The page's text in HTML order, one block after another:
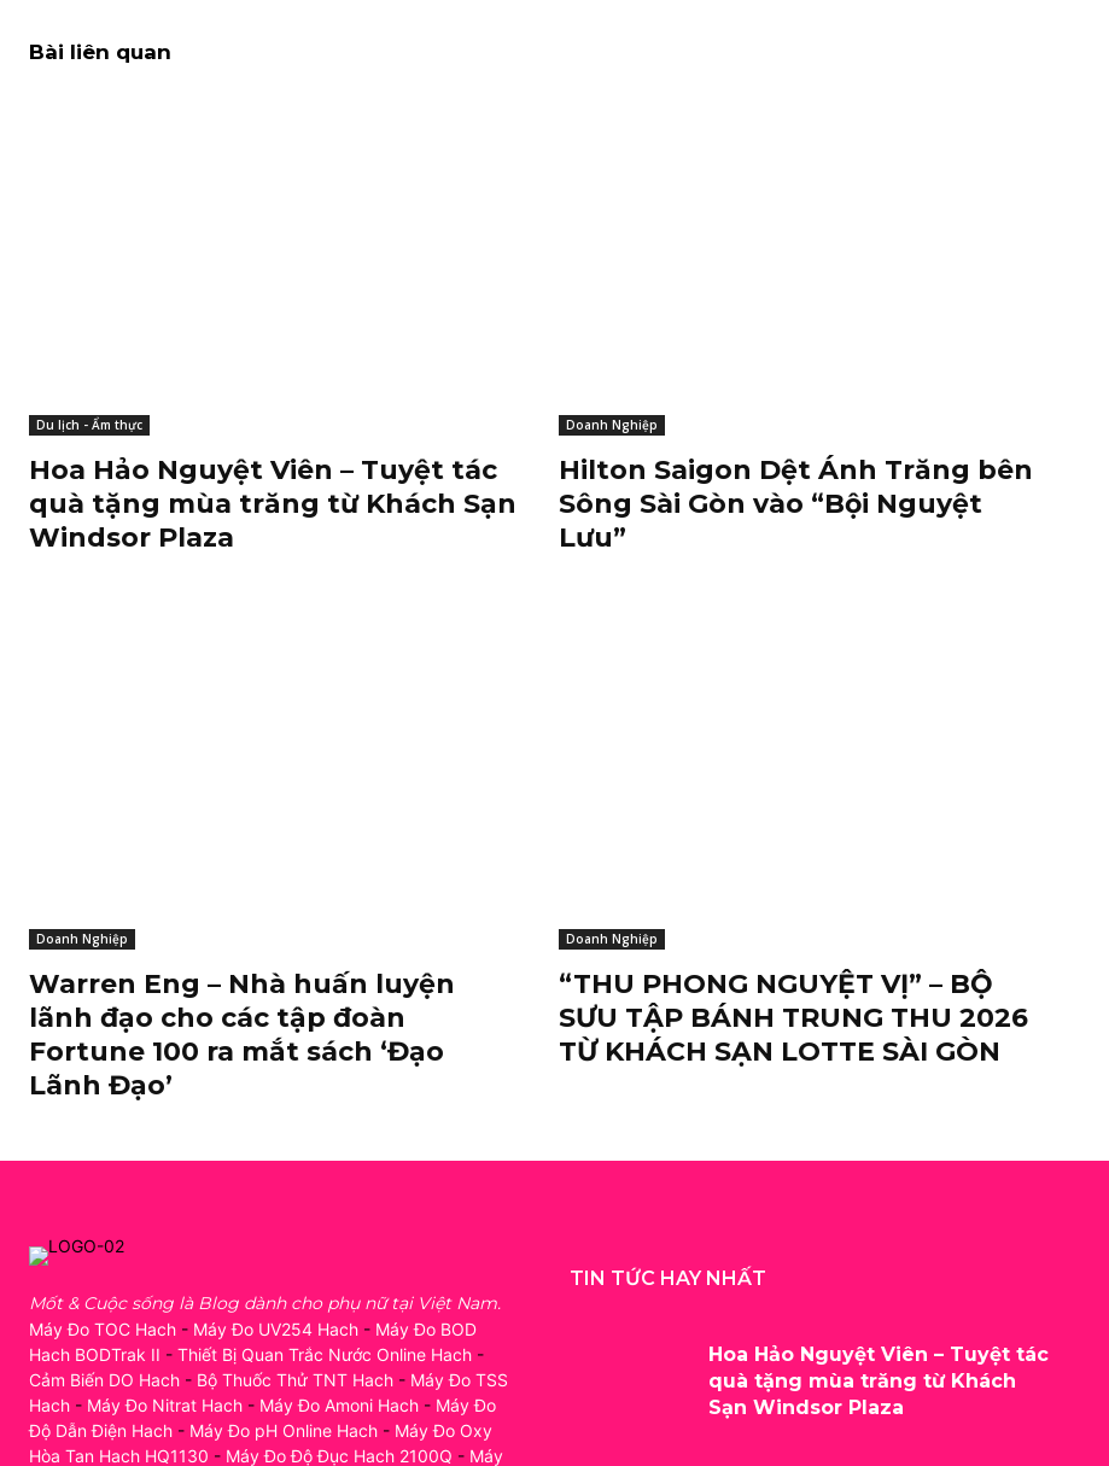
Bài liên quan
Du lịch - Ẩm thực
Hoa Hảo Nguyệt Viên – Tuyệt tác
quà tặng mùa trăng từ Khách Sạn
Windsor Plaza
Doanh Nghiệp
Hilton Saigon Dệt Ánh Trăng bên
Sông Sài Gòn vào “Bội Nguyệt
Lưu”
Doanh Nghiệp
Warren Eng – Nhà huấn luyện
lãnh đạo cho các tập đoàn
Fortune 100 ra mắt sách ‘Đạo
Lãnh Đạo’
Doanh Nghiệp
“THU PHONG NGUYỆT VỊ” – BỘ
SƯU TẬP BÁNH TRUNG THU 2026
TỪ KHÁCH SẠN LOTTE SÀI GÒN
Mốt & Cuộc sống là Blog dành cho phụ nữ tại Việt Nam.
Máy Đo TOC Hach - Máy Đo UV254 Hach - Máy Đo BOD
Hach BODTrak II - Thiết Bị Quan Trắc Nước Online Hach -
Cảm Biến DO Hach - Bộ Thuốc Thử TNT Hach - Máy Đo TSS
Hach - Máy Đo Nitrat Hach - Máy Đo Amoni Hach - Máy Đo
Độ Dẫn Điện Hach - Máy Đo pH Online Hach - Máy Đo Oxy
Hòa Tan Hach HQ1130 - Máy Đo Độ Đục Hach 2100Q - Máy
TIN TỨC HAY NHẤT
Hoa Hảo Nguyệt Viên – Tuyệt tác
quà tặng mùa trăng từ Khách
Sạn Windsor Plaza